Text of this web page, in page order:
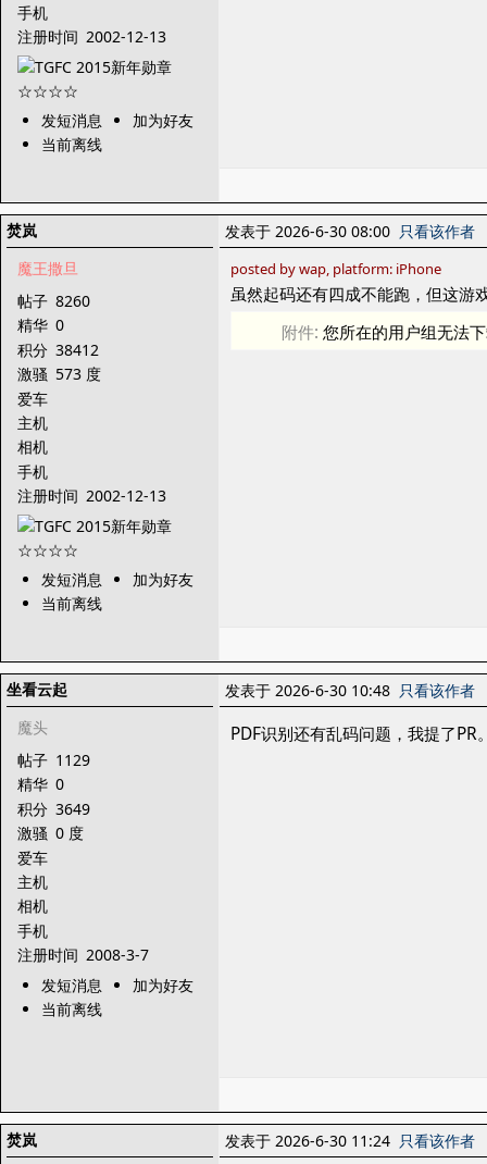
手机
注册时间 2002-12-13
发短消息
加为好友
当前离线
焚岚
魔王撒旦
帖子 8260
精华 0
积分 38412
激骚 573 度
爱车
主机
相机
手机
注册时间 2002-12-13
发短消息
加为好友
当前离线
发表于 2026-6-30 08:00 只看该作者
posted by wap, platform: iPhone
虽然起码还有四成不能跑，但这游
附件:您所在的用户组无法
坐看云起
魔头
帖子 1129
精华 0
积分 3649
激骚 0 度
爱车
主机
相机
手机
注册时间 2008-3-7
发短消息
加为好友
当前离线
发表于 2026-6-30 10:48 只看该作者
PDF识别还有乱码问题，我提了PR
焚岚 发表于 2026-6-30 11:24 只看该作者